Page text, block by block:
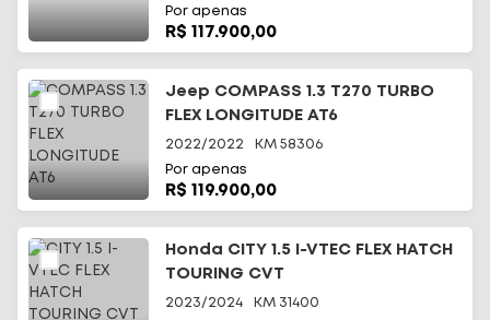
Início
Todos os carros
Por apenas
R$ 117.900,00
Jeep COMPASS 1.3 T270 TURBO
FLEX LONGITUDE AT6
2022/2022 KM 58306
Por apenas
R$ 119.900,00
Honda CITY 1.5 I-VTEC FLEX HATCH
TOURING CVT
2023/2024 KM 31400